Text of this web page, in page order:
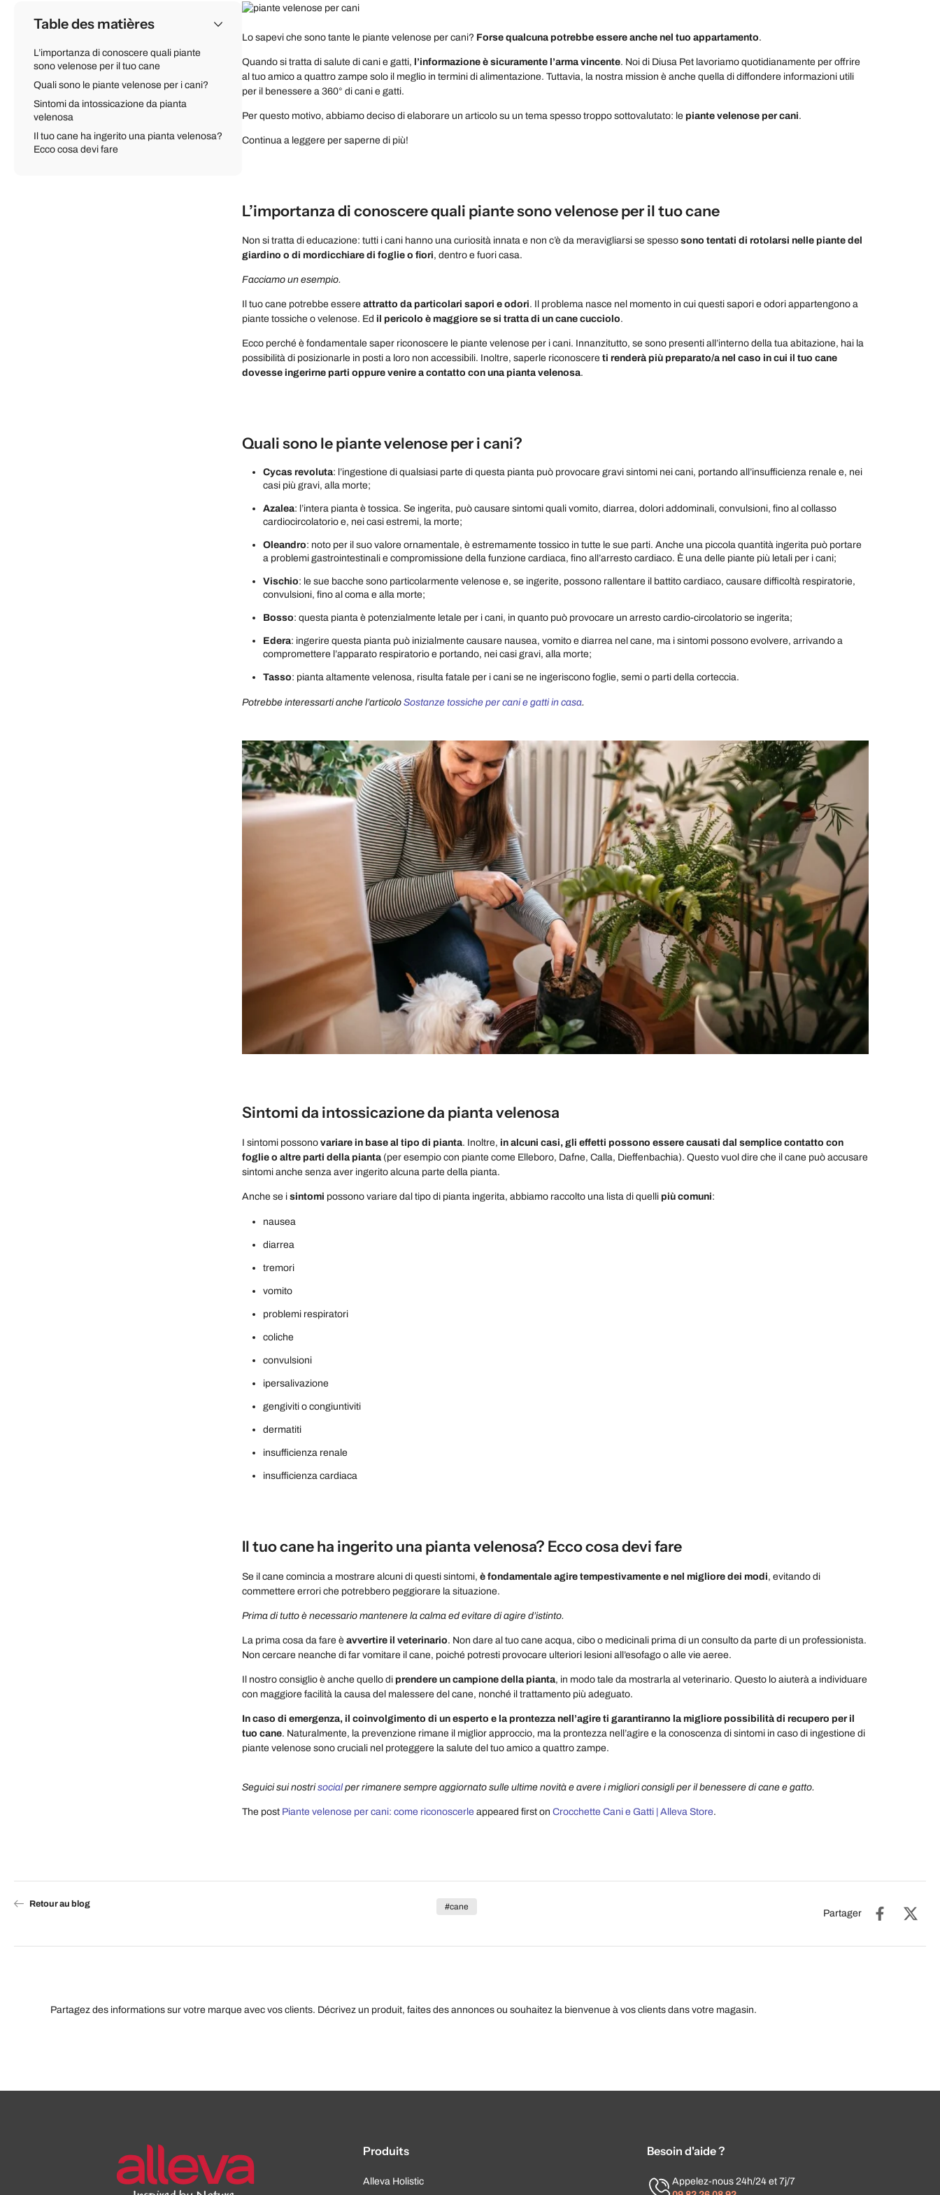
Table des matières
L’importanza di conoscere quali piante
sono velenose per il tuo cane
Quali sono le piante velenose per i cani?
Sintomi da intossicazione da pianta
velenosa
Il tuo cane ha ingerito una pianta velenosa?
Ecco cosa devi fare
Lo sapevi che sono tante le piante velenose per cani? Forse qualcuna potrebbe essere anche nel tuo appartamento.
Quando si tratta di salute di cani e gatti, l’informazione è sicuramente l’arma vincente. Noi di Diusa Pet lavoriamo quotidianamente per offrire
al tuo amico a quattro zampe solo il meglio in termini di alimentazione. Tuttavia, la nostra mission è anche quella di diffondere informazioni utili
per il benessere a 360° di cani e gatti.
Per questo motivo, abbiamo deciso di elaborare un articolo su un tema spesso troppo sottovalutato: le piante velenose per cani.
Continua a leggere per saperne di più!
L’importanza di conoscere quali piante sono velenose per il tuo cane
Non si tratta di educazione: tutti i cani hanno una curiosità innata e non c’è da meravigliarsi se spesso sono tentati di rotolarsi nelle piante del
giardino o di mordicchiare di foglie o fiori, dentro e fuori casa.
Facciamo un esempio.
Il tuo cane potrebbe essere attratto da particolari sapori e odori. Il problema nasce nel momento in cui questi sapori e odori appartengono a
piante tossiche o velenose. Ed il pericolo è maggiore se si tratta di un cane cucciolo.
Ecco perché è fondamentale saper riconoscere le piante velenose per i cani. Innanzitutto, se sono presenti all’interno della tua abitazione, hai la
possibilità di posizionarle in posti a loro non accessibili. Inoltre, saperle riconoscere ti renderà più preparato/a nel caso in cui il tuo cane
dovesse ingerirne parti oppure venire a contatto con una pianta velenosa.
Quali sono le piante velenose per i cani?
Cycas revoluta: l’ingestione di qualsiasi parte di questa pianta può provocare gravi sintomi nei cani, portando all’insufficienza renale e, nei
casi più gravi, alla morte;
Azalea: l’intera pianta è tossica. Se ingerita, può causare sintomi quali vomito, diarrea, dolori addominali, convulsioni, fino al collasso
cardiocircolatorio e, nei casi estremi, la morte;
Oleandro: noto per il suo valore ornamentale, è estremamente tossico in tutte le sue parti. Anche una piccola quantità ingerita può portare
a problemi gastrointestinali e compromissione della funzione cardiaca, fino all’arresto cardiaco. È una delle piante più letali per i cani;
Vischio: le sue bacche sono particolarmente velenose e, se ingerite, possono rallentare il battito cardiaco, causare difficoltà respiratorie,
convulsioni, fino al coma e alla morte;
Bosso: questa pianta è potenzialmente letale per i cani, in quanto può provocare un arresto cardio-circolatorio se ingerita;
Edera: ingerire questa pianta può inizialmente causare nausea, vomito e diarrea nel cane, ma i sintomi possono evolvere, arrivando a
compromettere l’apparato respiratorio e portando, nei casi gravi, alla morte;
Tasso: pianta altamente velenosa, risulta fatale per i cani se ne ingeriscono foglie, semi o parti della corteccia.
Potrebbe interessarti anche l’articolo Sostanze tossiche per cani e gatti in casa.
Sintomi da intossicazione da pianta velenosa
I sintomi possono variare in base al tipo di pianta. Inoltre, in alcuni casi, gli effetti possono essere causati dal semplice contatto con
foglie o altre parti della pianta (per esempio con piante come Elleboro, Dafne, Calla, Dieffenbachia). Questo vuol dire che il cane può accusare
sintomi anche senza aver ingerito alcuna parte della pianta.
Anche se i sintomi possono variare dal tipo di pianta ingerita, abbiamo raccolto una lista di quelli più comuni:
nausea
diarrea
tremori
vomito
problemi respiratori
coliche
convulsioni
ipersalivazione
gengiviti o congiuntiviti
dermatiti
insufficienza renale
insufficienza cardiaca
Il tuo cane ha ingerito una pianta velenosa? Ecco cosa devi fare
Se il cane comincia a mostrare alcuni di questi sintomi, è fondamentale agire tempestivamente e nel migliore dei modi, evitando di
commettere errori che potrebbero peggiorare la situazione.
Prima di tutto è necessario mantenere la calma ed evitare di agire d’istinto.
La prima cosa da fare è avvertire il veterinario. Non dare al tuo cane acqua, cibo o medicinali prima di un consulto da parte di un professionista.
Non cercare neanche di far vomitare il cane, poiché potresti provocare ulteriori lesioni all’esofago o alle vie aeree.
Il nostro consiglio è anche quello di prendere un campione della pianta, in modo tale da mostrarla al veterinario. Questo lo aiuterà a individuare
con maggiore facilità la causa del malessere del cane, nonché il trattamento più adeguato.
In caso di emergenza, il coinvolgimento di un esperto e la prontezza nell’agire ti garantiranno la migliore possibilità di recupero per il
tuo cane. Naturalmente, la prevenzione rimane il miglior approccio, ma la prontezza nell’agire e la conoscenza di sintomi in caso di ingestione di
piante velenose sono cruciali nel proteggere la salute del tuo amico a quattro zampe.
Seguici sui nostrisocialper rimanere sempre aggiornato sulle ultime novità e avere i migliori consigli per il benessere di cane e gatto.
The post Piante velenose per cani: come riconoscerle appeared first on Crocchette Cani e Gatti | Alleva Store.
Retour au blog #cane
Partager
Partagez des informations sur votre marque avec vos clients. Décrivez un produit, faites des annonces ou souhaitez la bienvenue à vos clients dans votre magasin.
Produits
Alleva Holistic
Besoin d'aide ?
Appelez-nous 24h/24 et 7j/7